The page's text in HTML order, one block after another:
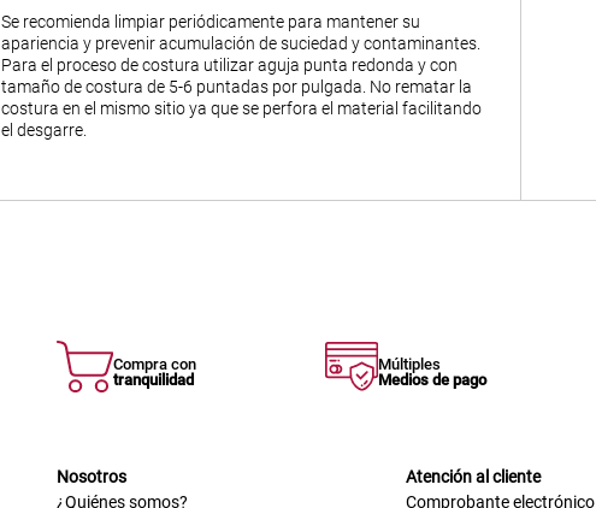
Se recomienda limpiar periódicamente para mantener su
apariencia y prevenir acumulación de suciedad y contaminantes.
Para el proceso de costura utilizar aguja punta redonda y con
tamaño de costura de 5-6 puntadas por pulgada. No rematar la
costura en el mismo sitio ya que se perfora el material facilitando
el desgarre.
Compra con
tranquilidad
Múltiples
Medios de pago
Nosotros
¿Quiénes somos?
Atención al cliente
Comprobante electrónico